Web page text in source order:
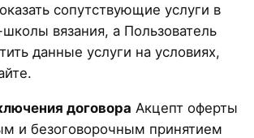
сопутствующие услуги в
вязания, а Пользователь
данные услуги на условиях,
договора Акцепт оферты
и безоговорочным принятием